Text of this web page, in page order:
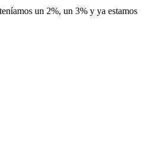
un 2%, un 3% y ya estamos